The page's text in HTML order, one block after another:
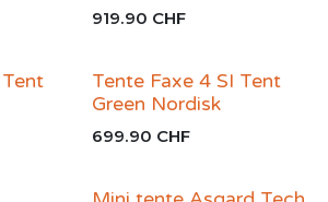
919.90 CHF
Tente Faxe 4 SI Tent
Green Nordisk
699.90 CHF